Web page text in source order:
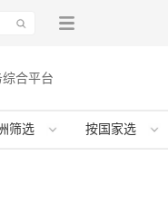
合平台
筛选 按国家选